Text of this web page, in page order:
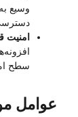
وسیع
امنیت
سطح
عوامل